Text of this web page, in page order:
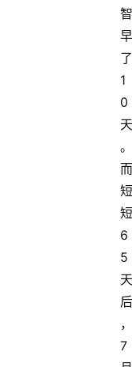
智
早
了
1
0
天
。
而
短
短
6
5
天
后
，
7